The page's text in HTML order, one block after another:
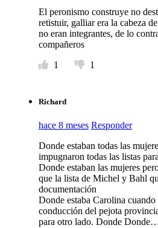
El peronismo construye no
retistuir, galliar era la cabeza
no eran integrantes, de lo
compañeros
1
1
Richard
hace 8 meses Responder
Donde estaban todas las
impugnaron todas las listas
Donde estaban las mujeres
que la lista de Michel y Bahl
documentación
Donde estaba Carolina cuando
conducción del pejota
para otro lado. Donde